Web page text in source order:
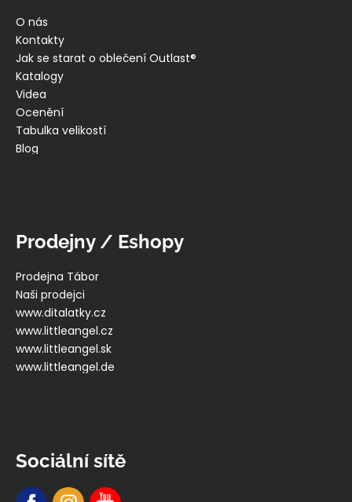
O nás
Kontakty
Jak se starat o oblečení Outlast®
Katalogy
Videa
Ocenění
Tabulka velikostí
Blog
Prodejny / Eshopy
Prodejna Tábor
Naši prodejci
www.ditalatky.cz
www.littleangel.cz
www.littleangel.sk
www.littleangel.de
Sociální sítě